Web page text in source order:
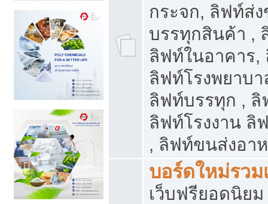
กระจก, ลิฟท์ส่
บรรทุกสินค้า ,
ลิฟท์ในอาคาร,
ลิฟท์โรงพยาบ
ลิฟท์บรรทุก ,
ลิฟท์โรงงาน ลิ
, ลิฟท์ขนส่งอา
บอร์ดใหม่รว
เว็บฟรียอดนิย